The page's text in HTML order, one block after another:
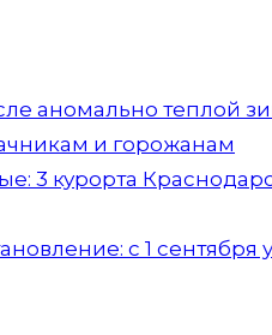
аномально теплой
и горожанам
3 курорта
с 1 сентября